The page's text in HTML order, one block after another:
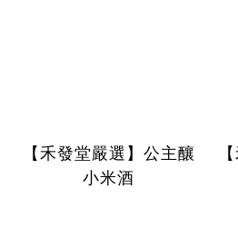
【禾發堂嚴選】公主釀
小米酒